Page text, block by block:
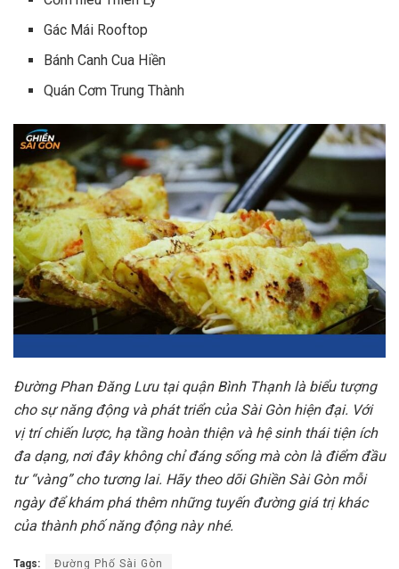
Gác Mái Rooftop
Bánh Canh Cua Hiền
Quán Cơm Trung Thành
Đường Phan Đăng Lưu tại quận Bình Thạnh là biểu tượng
cho sự năng động và phát triển của Sài Gòn hiện đại. Với
vị trí chiến lược, hạ tầng hoàn thiện và hệ sinh thái tiện ích
đa dạng, nơi đây không chỉ đáng sống mà còn là điểm đầu
tư “vàng” cho tương lai. Hãy theo dõi Ghiền Sài Gòn mỗi
ngày để khám phá thêm những tuyến đường giá trị khác
của thành phố năng động này nhé.
Tags: Đường Phố Sài Gòn